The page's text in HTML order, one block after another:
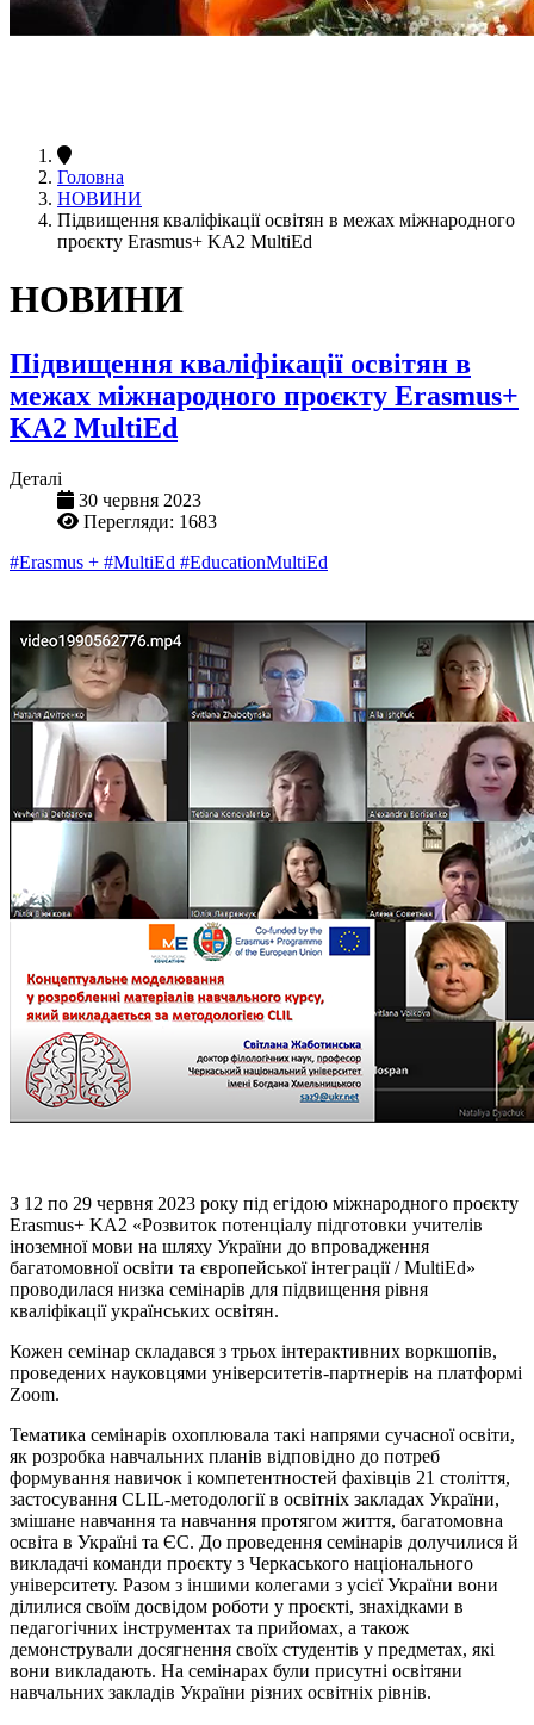
Головна
НОВИНИ
Підвищення кваліфікації освітян в межах міжнародного
проєкту Erasmus+ KA2 MultiEd
НОВИНИ
Підвищення кваліфікації освітян в
межах міжнародного проєкту Erasmus+
KA2 MultiEd
Деталі
30 червня 2023
Перегляди: 1683
#Erasmus + #MultiEd #EducationMultiEd
З 12 по 29 червня 2023 року під егідою міжнародного проєкту
Erasmus+ KA2 «Розвиток потенціалу підготовки учителів
іноземної мови на шляху України до впровадження
багатомовної освіти та європейської інтеграції / MultiEd»
проводилася низка семінарів для підвищення рівня
кваліфікації українських освітян.
Кожен семінар складався з трьох інтерактивних воркшопів,
проведених науковцями університетів-партнерів на платформі
Zoom.
Тематика семінарів охоплювала такі напрями сучасної освіти,
як розробка навчальних планів відповідно до потреб
формування навичок і компетентностей фахівців 21 століття,
застосування CLIL-методології в освітніх закладах України,
змішане навчання та навчання протягом життя, багатомовна
освіта в Україні та ЄС. До проведення семінарів долучилися й
викладачі команди проєкту з Черкаського національного
університету. Разом з іншими колегами з усієї України вони
ділилися своїм досвідом роботи у проєкті, знахідками в
педагогічних інструментах та прийомах, а також
демонстрували досягнення своїх студентів у предметах, які
вони викладають. На семінарах були присутні освітяни
навчальних закладів України різних освітніх рівнів.